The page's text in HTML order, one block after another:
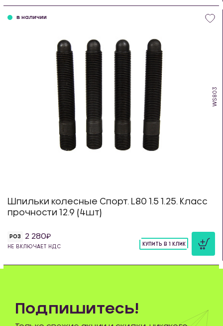
WS803
в наличии
Шпильки колесные Спорт. L80 1.5 1.25. Класс
прочности 12.9 (4шт)
РОЗ 2 280
НЕ ВКЛЮЧАЕТ НДС
КУПИТЬ В 1 КЛИК
Подпишитесь!